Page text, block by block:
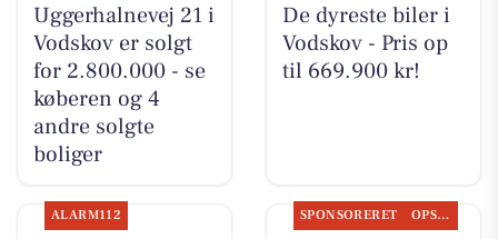
Uggerhalnevej 21 i
Vodskov er solgt
for 2.800.000 - se
køberen og 4
andre solgte
boliger
De dyreste biler i
Vodskov - Pris op
til 669.900 kr!
ALARM112 SPONSORERET OPSLAGSTAVLEN